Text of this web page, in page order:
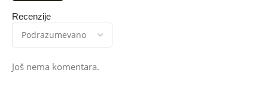
Recenzije
Još nema komentara.